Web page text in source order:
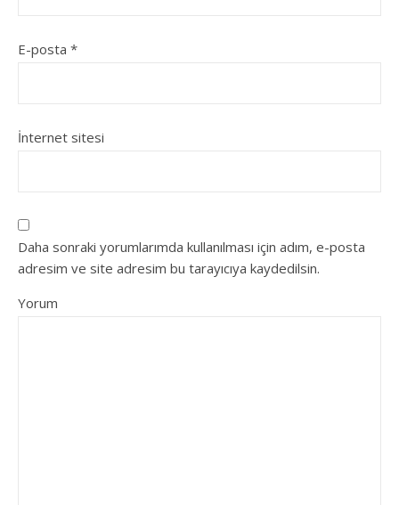
E-posta *
İnternet sitesi
Daha sonraki yorumlarımda kullanılması için adım, e-posta
adresim ve site adresim bu tarayıcıya kaydedilsin.
Yorum